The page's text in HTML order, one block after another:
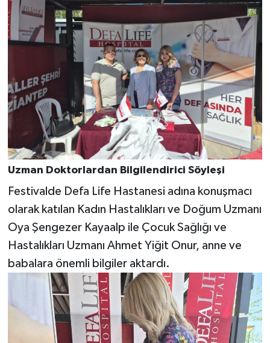
Uzman Doktorlardan Bilgilendirici Söyleşi
Festivalde Defa Life Hastanesi adına konuşmacı
olarak katılan Kadın Hastalıkları ve Doğum Uzmanı
Oya Şengezer Kayaalp ile Çocuk Sağlığı ve
Hastalıkları Uzmanı Ahmet Yiğit Onur, anne ve
babalara önemli bilgiler aktardı.